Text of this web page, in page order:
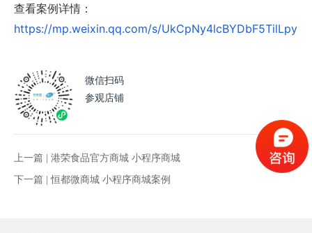
查看案例详情：
https://mp.weixin.qq.com/s/UkCpNy4lcBYDbF5TilLpyQ
微信扫码
参观店铺
上一篇 | 港荣食品官方商城 小程序商城
下一篇 |恒都微商城 小程序商城案例